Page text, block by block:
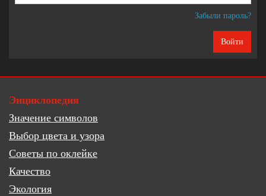
Забыли пароль?
Энциклопедия
Значение символов
Выбор цвета и узора
Советы по оклейке
Качество
Экология